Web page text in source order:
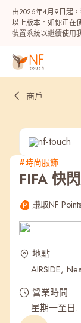
由2026年4月9日起
以上版本。如你正在
裝置系統以繼續使用
熱門
最近搜尋紀錄
商戶
#時尚服飾
FIFA 快
賺取NF Points
地點
AIRSIDE,
營業時間
星期一至日